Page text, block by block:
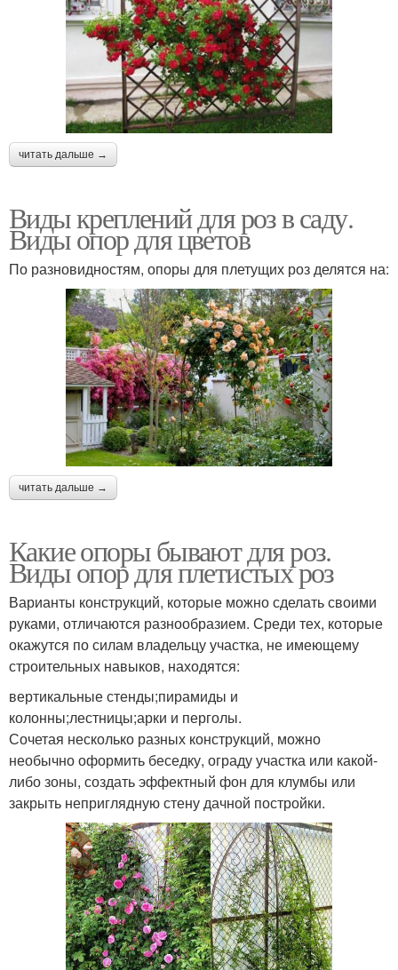
Крупноплетистые розы Розы на зиму
Каркас для плетистых
Опор для роз Арка для розы
Пергола для плетистой
розы
Подставки для
плетистых роз
Перголы для плетистой
розы
Пергола для роз
Опоры для роз Опор для выращивания
Опоры для плетистых
роз
Розы с гибкими
Розы без опоры Вьющиеся розы
Лазящие розы
Уход за плетистыми
розами
Розы из дерева
Розы из пластиковых
труб
читать дальше →
Виды креплений для роз в саду.
Виды опор для цветов
По разновидностям, опоры для плетущих роз делятся на:
читать дальше →
Какие опоры бывают для роз.
Виды опор для плетистых роз
Варианты конструкций, которые можно сделать своими
руками, отличаются разнообразием. Среди тех, которые
окажутся по силам владельцу участка, не имеющему
строительных навыков, находятся:
вертикальные стенды;пирамиды и
колонны;лестницы;арки и перголы.
Сочетая несколько разных конструкций, можно
необычно оформить беседку, ограду участка или какой-
либо зоны, создать эффектный фон для клумбы или
закрыть неприглядную стену дачной постройки.